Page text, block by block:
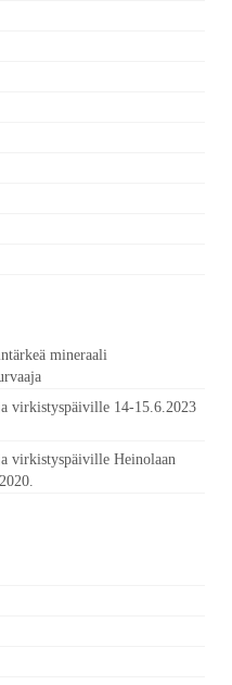
mineraali
virkistyspäiville 14-15.6.2023
virkistyspäiville Heinolaan